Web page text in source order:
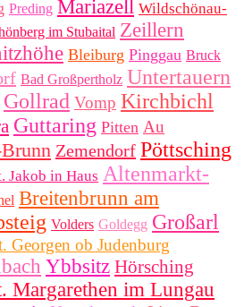
Preding Mariazell Wildschönau-
im Stubaital Zeillern
Bleiburg Pinggau Bruck
Bad Großpertholz Untertauern
Gollrad Vomp Kirchbichl
Guttaring Pitten Au
Zemendorf Pöttsching
Jakob in Haus Altenmarkt-
Breitenbrunn am
Volders Goldegg Großarl
Georgen ob Judenburg
Ybbsitz Hörsching
Margarethen im Lungau